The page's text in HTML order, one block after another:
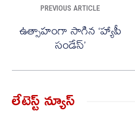
PREVIOUS ARTICLE
ఉత్సాహంగా సాగిన ‘హ్యాపీ
సండేస్’
లేటెస్ట్ న్యూస్‌